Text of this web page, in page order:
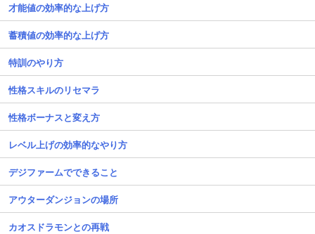
才能値の効率的な上げ方
蓄積値の効率的な上げ方
特訓のやり方
性格スキルのリセマラ
性格ボーナスと変え方
レベル上げの効率的なやり方
デジファームでできること
アウターダンジョンの場所
カオスドラモンとの再戦